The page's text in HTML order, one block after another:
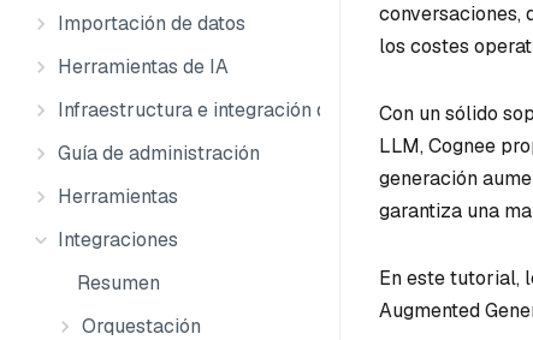
Importación de datos
Herramientas de IA
Infraestructura e integración de datos
Guía de administración
Herramientas
Integraciones
Resumen
Orquestación
conversaciones,
los costes
Con un sólido
LLM, Cognee
generación
garantiza una
En este tutorial,
Augmented